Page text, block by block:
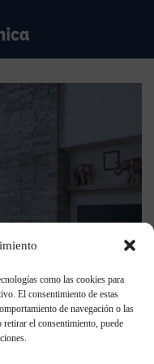
como las cookies para
El consentimiento de estas
de navegación o las
el consentimiento, puede